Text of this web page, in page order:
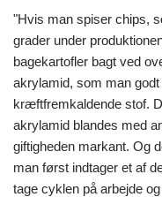
"Hvis man spiser chips,
grader under
bagekartofler bagt ved
akrylamid, som man
kræftfremkaldende stof.
akrylamid blandes med
giftigheden markant. Og
man først indtager et af
tage cyklen på arbejde